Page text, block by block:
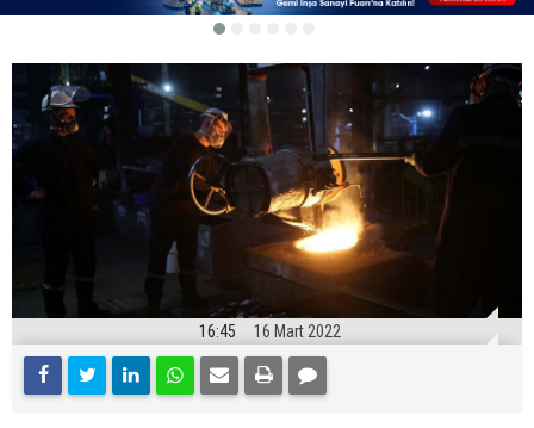
16:45 16 Mart 2022